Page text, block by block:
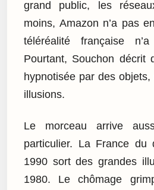
grand public, les
moins, Amazon n’a pas
téléréalité française
Pourtant, Souchon décrit
hypnotisée par des
illusions.
Le morceau arrive
particulier. La France du
1990 sort des grandes
1980. Le chômage